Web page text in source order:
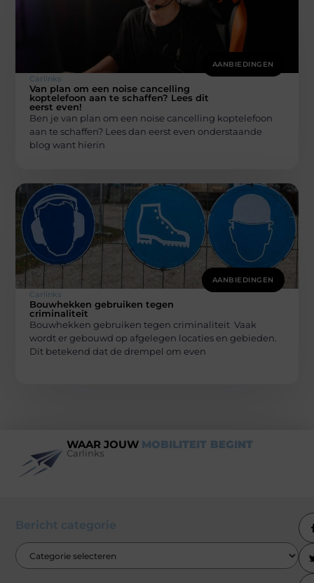
AANBIEDINGEN
Carlinks
Van plan om een noise cancelling
koptelefoon aan te schaffen? Lees dit
eerst even!
Ben je van plan om een noise cancelling koptelefoon
aan te schaffen? Lees dan eerst even onderstaande
blog want hierin
AANBIEDINGEN
Carlinks
Bouwhekken gebruiken tegen
criminaliteit
Bouwhekken gebruiken tegen criminaliteit Vaak
wordt er gebouwd op afgelegen locaties en gebieden.
Dit betekend dat de drempel om even
WAAR JOUW MOBILITEIT BEGINT
Carlinks
Bericht categorie